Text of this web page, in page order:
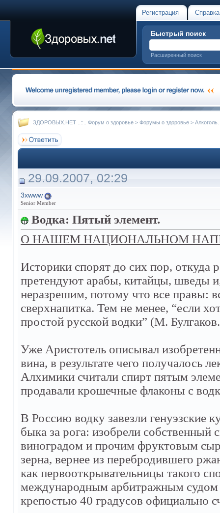
Регистрация Справка
Быстрый поиск
Расширенный поиск
ЗДОРОВЫХ.НЕТ ..::.. Форум о здоровье > Форумы о здоровье >
29.09.2007, 02:29
3xwww
Senior Member
Водка: Пятый элемент.
О НАШЕМ НАЦИОНАЛЬНОМ
Историки спорят до сих пор,
претендуют арабы, китайцы, шведы
неразрешим, потому что все правы:
сверхнапитка. Тем не менее, “если
простой русской водки” (М.
Уже Аристотель описывал
вина, в результате чего получалось
Алхимики считали спирт пятым
продавали крошечные флаконы с
В Россию водку завезли генуэзские
быка за рога: изобрели
виноградом и прочим фруктовым
зерна, вернее из перебродившего
как первооткрывательницы такого
международным арбитражным судом
крепостью 40 градусов официально